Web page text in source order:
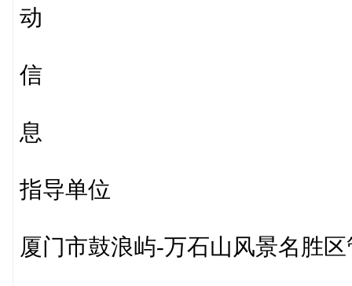
动
信
息
指导单位
厦门市鼓浪屿-万石山风景名胜